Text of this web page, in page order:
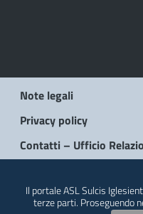
Note legali
Privacy policy
Contatti – Ufficio
Il portale ASL Sulcis
terze parti. Proseguendo